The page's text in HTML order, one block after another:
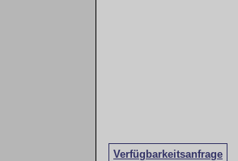
Verfügbarkeitsanfrage